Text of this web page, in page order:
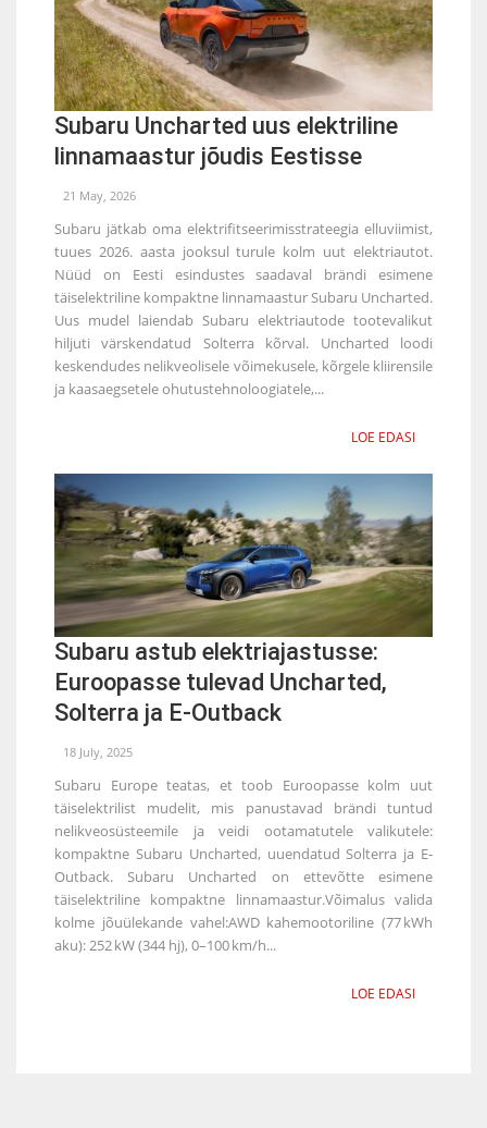
Subaru Uncharted uus elektriline
linnamaastur jõudis Eestisse
21 May, 2026
Subaru jätkab oma elektrifitseerimisstrateegia elluviimist,
tuues 2026. aasta jooksul turule kolm uut elektriautot.
Nüüd on Eesti esindustes saadaval brändi esimene
täiselektriline kompaktne linnamaastur Subaru Uncharted.
Uus mudel laiendab Subaru elektriautode tootevalikut
hiljuti värskendatud Solterra kõrval. Uncharted loodi
keskendudes nelikveolisele võimekusele, kõrgele kliirensile
ja kaasaegsetele ohutustehnoloogiatele,...
LOE EDASI
Subaru astub elektriajastusse:
Euroopasse tulevad Uncharted,
Solterra ja E-Outback
18 July, 2025
Subaru Europe teatas, et toob Euroopasse kolm uut
täiselektrilist mudelit, mis panustavad brändi tuntud
nelikveosüsteemile ja veidi ootamatutele valikutele:
kompaktne Subaru Uncharted, uuendatud Solterra ja E-
Outback. Subaru Uncharted on ettevõtte esimene
täiselektriline kompaktne linnamaastur.Võimalus valida
kolme jõuülekande vahel:AWD kahemootoriline (77 kWh
aku): 252 kW (344 hj), 0–100 km/h...
LOE EDASI